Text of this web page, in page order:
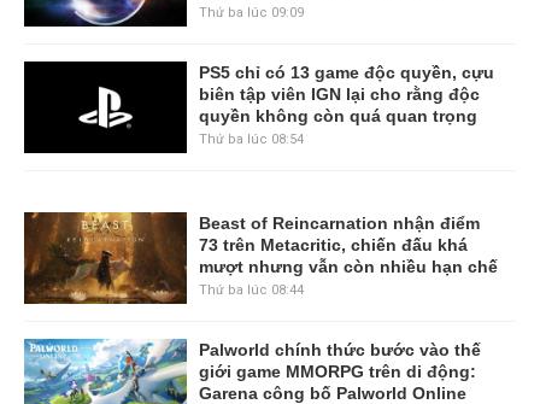
Thứ ba lúc 09:09
PS5 chỉ có 13 game độc quyền, cựu
biên tập viên IGN lại cho rằng độc
quyền không còn quá quan trọng
Thứ ba lúc 08:54
Beast of Reincarnation nhận điểm
73 trên Metacritic, chiến đấu khá
mượt nhưng vẫn còn nhiều hạn chế
Thứ ba lúc 08:44
Palworld chính thức bước vào thế
giới game MMORPG trên di động:
Garena công bố Palworld Online